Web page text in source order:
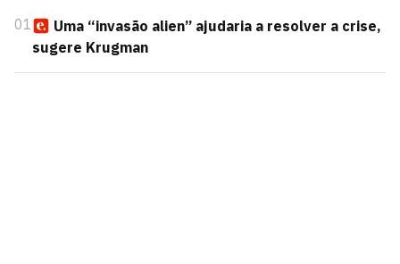
01
Uma “invasão alien” ajudaria a resolver a crise,
sugere Krugman